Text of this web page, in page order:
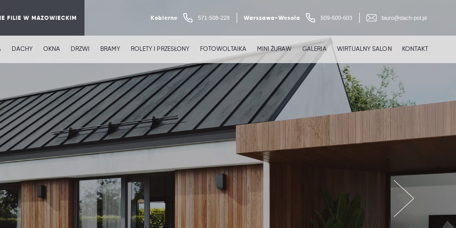
FILIE W MAZOWIECKIM Kobierne 571-508-228 Warszawa-Wesoła 509-600-603 biuro@dach-pol.pl
DACHY OKNA DRZWI BRAMY ROLETY I PRZESŁONY FOTOWOLTAIKA MINI ŻURAW GALERIA WIRTUALNY SALON KONTAKT